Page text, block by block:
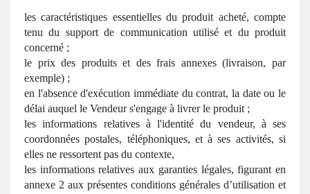
les caractéristiques essentielles du produit acheté, compte
tenu du support de communication utilisé et du produit
concerné ;
le prix des produits et des frais annexes (livraison, par
exemple) ;
en l'absence d'exécution immédiate du contrat, la date ou le
délai auquel le Vendeur s'engage à livrer le produit ;
les informations relatives à l'identité du vendeur, à ses
coordonnées postales, téléphoniques, et à ses activités, si
elles ne ressortent pas du contexte,
les informations relatives aux garanties légales, figurant en
annexe 2 aux présentes conditions générales d’utilisation et